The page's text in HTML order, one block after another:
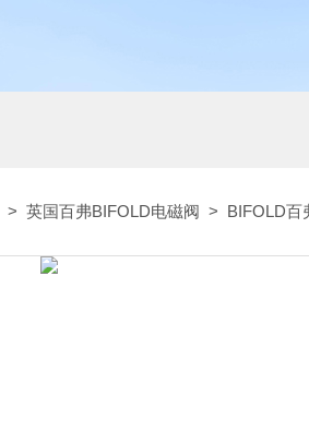
> 英国百弗BIFOLD电磁阀 > BIFOLD百